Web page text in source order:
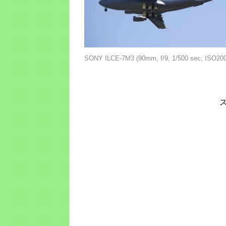
SONY ILCE-7M3 (90mm, f/9, 1/500 sec,